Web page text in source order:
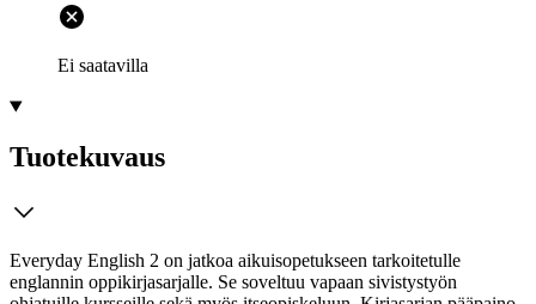
Ei saatavilla
Tuotekuvaus
Everyday English 2 on jatkoa aikuisopetukseen tarkoitetulle
englannin oppikirjasarjalle. Se soveltuu vapaan sivistystyön